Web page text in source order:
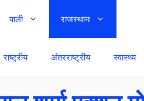
पाली राजस्थान
राष्ट्रीय अंतरराष्ट्रीय स्वास्थ्य